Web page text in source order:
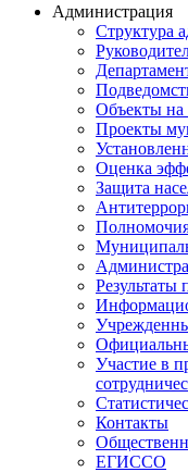
Администрация
Структура
Объекты на
Проекты
Оценка
Защита
Результаты
Участие в
Контакты
ЕГИССО